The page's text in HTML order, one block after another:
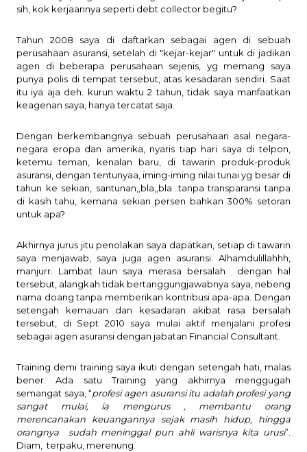
sih, kok kerjaannya seperti debt collector begitu?
Tahun 2008 saya di daftarkan sebagai agen di sebuah
perusahaan asuransi, setelah di "kejar-kejar" untuk di jadikan
agen di beberapa perusahaan sejenis, yg memang saya
punya polis di tempat tersebut, atas kesadaran sendiri. Saat
itu iya aja deh. kurun waktu 2 tahun, tidak saya manfaatkan
keagenan saya, hanya tercatat saja.
Dengan berkembangnya sebuah perusahaan asal negara-
negara eropa dan amerika, nyaris tiap hari saya di telpon,
ketemu teman, kenalan baru, di tawarin produk-produk
asuransi, dengan tentunyaa, iming-iming nilai tunai yg besar di
tahun ke sekian, santunan,,bla,,bla...tanpa transparansi tanpa
di kasih tahu, kemana sekian persen bahkan 300% setoran
untuk apa?
Akhirnya jurus jitu penolakan saya dapatkan, setiap di tawarin
saya menjawab, saya juga agen asuransi. Alhamdulillahhh,
manjurr. Lambat laun saya merasa bersalah
dengan hal
tersebut, alangkah tidak bertanggungjawabnya saya, nebeng
nama doang tanpa memberikan kontribusi apa-apa. Dengan
setengah kemauan dan kesadaran akibat rasa bersalah
tersebut, di Sept 2010 saya mulai aktif menjalani profesi
sebagai agen asuransi dengan jabatan Financial Consultant.
Training demi training saya ikuti dengan setengah hati, malas
bener. Ada satu Training yang akhirnya menggugah
semangat saya, “profesi agen asuransi itu adalah profesi yang
sangat mulai, ia mengurus , membantu orang
merencanakan keuangannya sejak masih hidup, hingga
orangnya
sudah meninggal pun ahli warisnya kita urusi”.
Diam,
terpaku, merenung.